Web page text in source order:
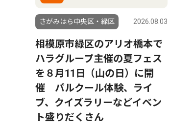
さがみはら中央区・緑区 2026.08.03
相模原市緑区のアリオ橋本で
ハラグループ主催の夏フェス
を８月11日（山の日）に開
催 パルクール体験、ライ
ブ、クイズラリーなどイベン
ト盛りだくさん